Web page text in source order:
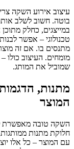
עיצוב אירוע השקה
בוטה. חשוב לשלב
במייצגים, כחלק
טכנולוגי – אפשר
מתנסים בו. אם זה
מומחים. העיצוב כולו
שמוביל את המותג.
מתנות,
המוצר
השקה טובה מאפשרת
חלוקת מתנות
עם המוצר – כל אלו